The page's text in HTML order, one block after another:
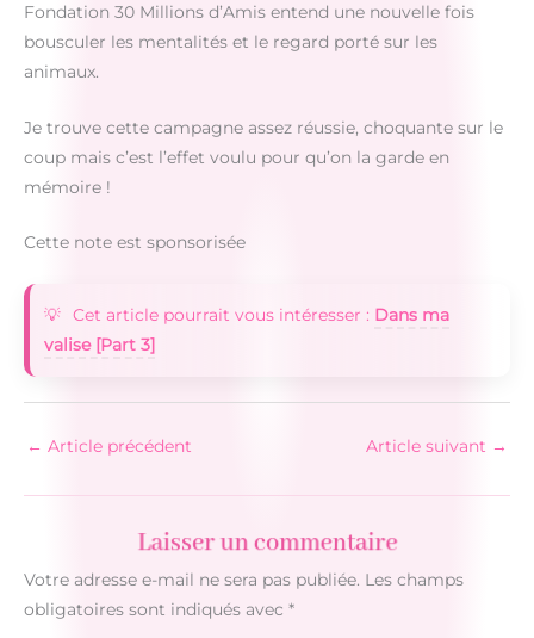
Fondation 30 Millions d’Amis entend une nouvelle fois
bousculer les mentalités et le regard porté sur les
animaux.
Je trouve cette campagne assez réussie, choquante sur le
coup mais c’est l’effet voulu pour qu’on la garde en
mémoire !
Cette note est sponsorisée
Cet article pourrait vous intéresser : Dans ma
valise [Part 3]
← Article précédent Article suivant →
Laisser un commentaire
Votre adresse e-mail ne sera pas publiée. Les champs
obligatoires sont indiqués avec *